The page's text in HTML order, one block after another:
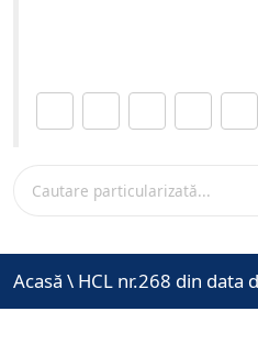
Acasă \ HCL nr.268 din data